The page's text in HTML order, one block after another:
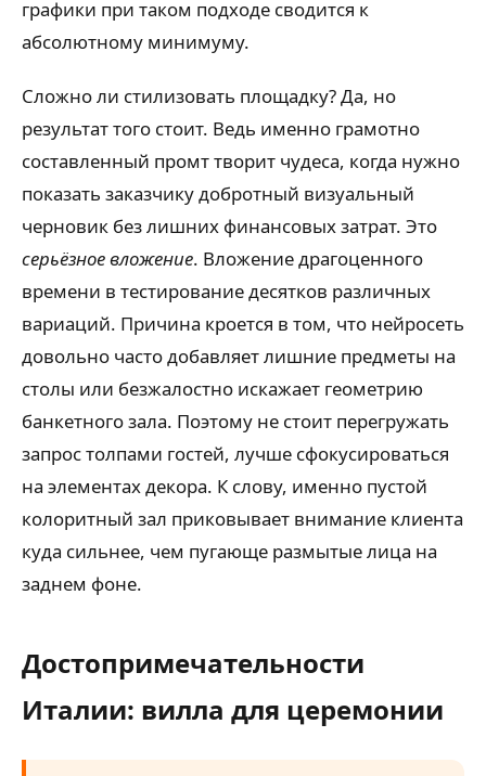
графики при таком подходе сводится к
абсолютному минимуму.
Сложно ли стилизовать площадку? Да, но
результат того стоит. Ведь именно грамотно
составленный промт творит чудеса, когда нужно
показать заказчику добротный визуальный
черновик без лишних финансовых затрат. Это
серьёзное вложение. Вложение драгоценного
времени в тестирование десятков различных
вариаций. Причина кроется в том, что нейросеть
довольно часто добавляет лишние предметы на
столы или безжалостно искажает геометрию
банкетного зала. Поэтому не стоит перегружать
запрос толпами гостей, лучше сфокусироваться
на элементах декора. К слову, именно пустой
колоритный зал приковывает внимание клиента
куда сильнее, чем пугающе размытые лица на
заднем фоне.
Достопримечательности
Италии: вилла для церемонии